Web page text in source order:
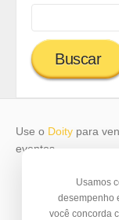
Use o Doity para
eventos.
Usamos
desempenho
você concorda